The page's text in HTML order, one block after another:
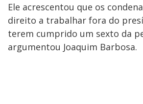
Ele acrescentou que os
direito a trabalhar fora do
terem cumprido um sexto da
argumentou Joaquim Barbosa.